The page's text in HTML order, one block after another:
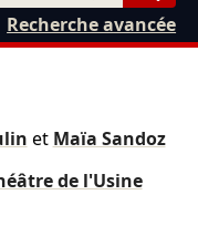
Recherche avancée
et Maïa Sandoz
de l'Usine